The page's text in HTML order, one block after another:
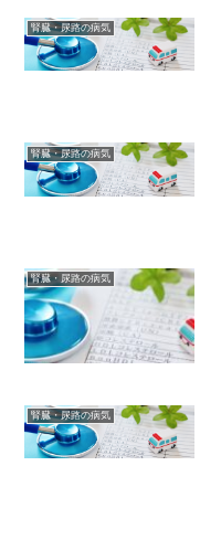
腎臓・尿路の病気
腎臓・尿路の病気
腎臓・尿路の病気
腎臓・尿路の病気